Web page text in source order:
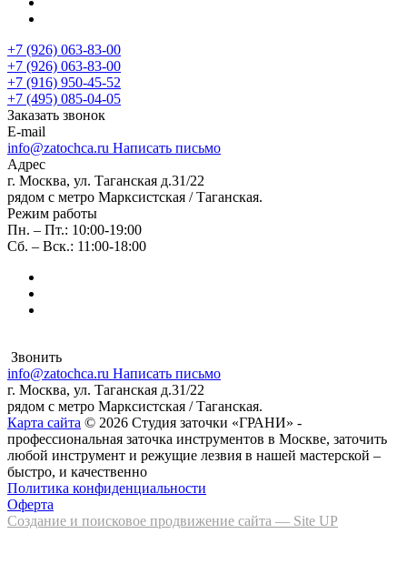
+7 (926) 063-83-00
+7 (926) 063-83-00
+7 (916) 950-45-52
+7 (495) 085-04-05
Заказать звонок
E-mail
info@zatochca.ru Написать письмо
Адрес
г. Москва, ул. Таганская д.31/22
рядом с метро Марксистская / Таганская.
Режим работы
Пн. – Пт.: 10:00-19:00
Сб. – Вск.: 11:00-18:00
Звонить
info@zatochca.ru Написать письмо
г. Москва, ул. Таганская д.31/22
рядом с метро Марксистская / Таганская.
Карта сайта © 2026 Студия заточки «ГРАНИ» -
профессиональная заточка инструментов в Москве, заточить
любой инструмент и режущие лезвия в нашей мастерской –
быстро, и качественно
Политика конфиденциальности
Оферта
Создание и поисковое продвижение сайта — Site UP